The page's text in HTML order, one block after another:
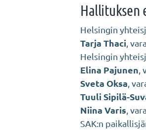
Hallituksen
Helsingin
Tarja Thaci , vara
Helsingin
Elina Pajunen ,
Sveta Oksa ,
Tuuli Sipilä-
Niina Varis , vara
SAK:n